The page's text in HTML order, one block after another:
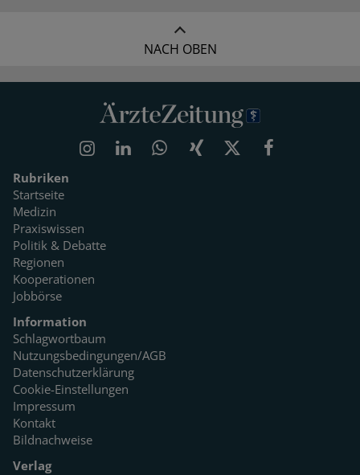
NACH OBEN
Rubriken
Startseite
Medizin
Praxiswissen
Politik & Debatte
Regionen
Kooperationen
Jobbörse
Information
Schlagwortbaum
Nutzungsbedingungen/AGB
Datenschutzerklärung
Cookie-Einstellungen
Impressum
Kontakt
Bildnachweise
Verlag